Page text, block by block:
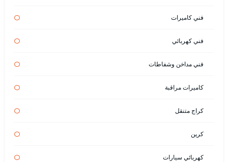
فني كاميرات
فني كهربائي
فني مداخن وشفاطات
كاميرات مراقبة
كراج متنقل
كرين
كهربائي سيارات